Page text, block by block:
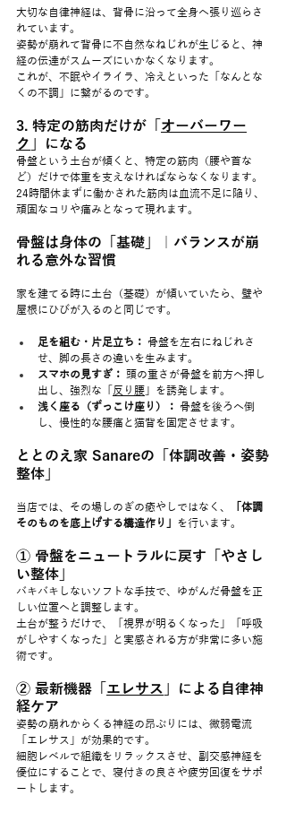
大切な自律神経は、背骨に沿って全身へ張り巡らさ
れています。
姿勢が崩れて背骨に不自然なねじれが生じると、神
経の伝達がスムーズにいかなくなります。
これが、不眠やイライラ、冷えといった「なんとな
くの不調」に繋がるのです。
3. 特定の筋肉だけが「 オーバーワー
ク
」になる
骨盤という土台が傾くと、特定の筋肉（腰や首な
ど）だけで体重を支えなければならなくなります。
24時間休まずに働かされた筋肉は血流不足に陥り、
頑固なコリや痛みとなって現れます。
骨盤は身体の「基礎」｜バランスが崩
れる意外な習慣
家を建てる時に土台（基礎）が傾いていたら、壁や
屋根にひびが入るのと同じです。
足を組む・片足立ち： 骨盤を左右にねじれさ
せ、脚の長さの違いを生みます。
スマホの見すぎ： 頭の重さが骨盤を前方へ押し
出し、強烈な「 反り腰 」を誘発します。
浅く座る（ずっこけ座り）： 骨盤を後ろへ倒
し、慢性的な腰痛と猫背を固定させます。
ととのえ家 Sanareの「体調改善・姿勢
整体」
当店では、その場しのぎの癒やしではなく、
「体調
そのものを底上げする構造作り」 を行います。
① 骨盤をニュートラルに戻す「やさし
い整体」
バキバキしないソフトな手技で、ゆがんだ骨盤を正
しい位置へと調整します。
土台が整うだけで、「視界が明るくなった」「呼吸
がしやすくなった」と実感される方が非常に多い施
術です。
② 最新機器「 エレサス 」による自律神
経ケア
姿勢の崩れからくる神経の昂ぶりには、微弱電流
「エレサス」が効果的です。
細胞レベルで組織をリラックスさせ、副交感神経を
優位にすることで、寝付きの良さや疲労回復をサポ
ートします。